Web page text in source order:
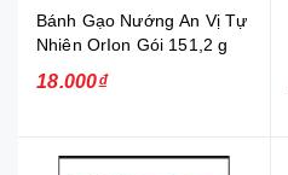
Bánh Gạo Nướng An Vị Tự
Nhiên OrIon Gói 151,2 g
18.000₫